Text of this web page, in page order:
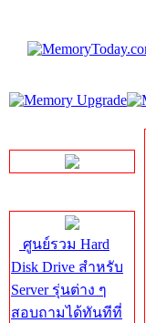
ศูนย์รวม Hard
Disk Drive สำหรับ
Server รุ่นต่าง ๆ
สอบถามได้ทันทีที่